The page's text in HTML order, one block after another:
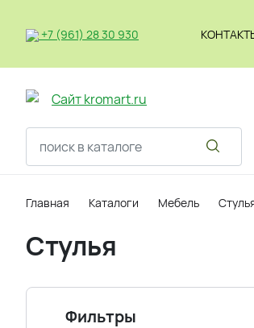
+7 (961) 28 30 930
Главная Каталоги Мебель
Стулья
Фильтры